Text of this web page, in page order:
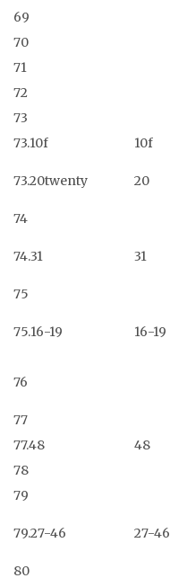
69
70
71
72
73
73.10f
10f
73.20twenty 20
74
74.31 31
75
75.16-19 16-19
76
77
77.48
48
78
79
79.27-46 27-46
80